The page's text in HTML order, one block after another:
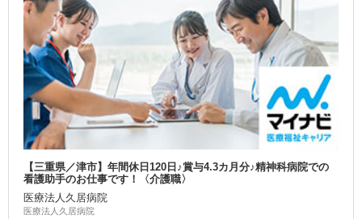
【三重県／津市】年間休日120日♪賞与4.3カ月分♪精神科病院での
看護助手のお仕事です！〈介護職〉
医療法人久居病院
医療法人久居病院